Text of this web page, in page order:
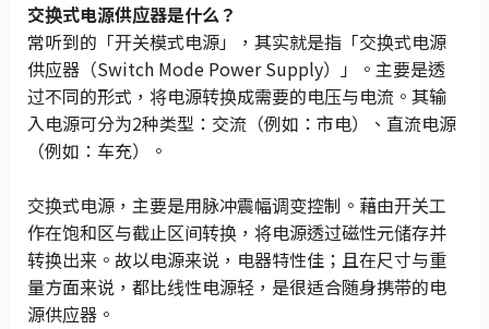
交换式电源供应器是什么？
常听到的「开关模式电源」，其实就是指「交换式电源
供应器（Switch Mode Power Supply）」。主要是透
过不同的形式，将电源转换成需要的电压与电流。其输
入电源可分为2种类型：交流（例如：市电）、直流电源
（例如：车充）。
交换式电源，主要是用脉冲震幅调变控制。藉由开关工
作在饱和区与截止区间转换，将电源透过磁性元储存并
转换出来。故以电源来说，电器特性佳；且在尺寸与重
量方面来说，都比线性电源轻，是很适合随身携带的电
源供应器。